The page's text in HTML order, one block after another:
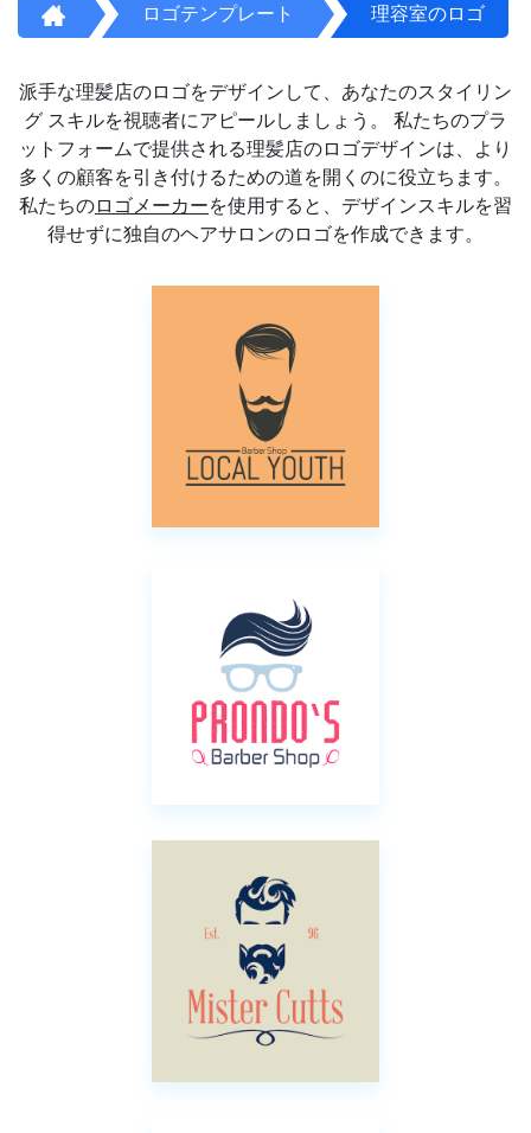
ロゴテンプレート 理容室のロゴ
派手な理髪店のロゴをデザインして、あなたのスタイリン
グ スキルを視聴者にアピールしましょう。 私たちのプラ
ットフォームで提供される理髪店のロゴデザインは、より
多くの顧客を引き付けるための道を開くのに役立ちます。
私たちのロゴメーカーを使用すると、デザインスキルを習
得せずに独自のヘアサロンのロゴを作成できます。